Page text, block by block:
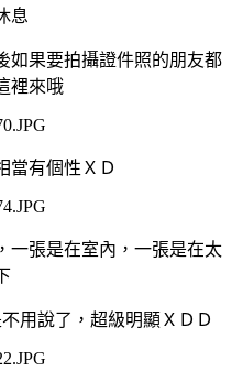
息
如果要拍攝證件照的朋友都
裡來哦
當有個性ＸＤ
一張是在室內，一張是在太
用說了，超級明顯ＸＤＤ